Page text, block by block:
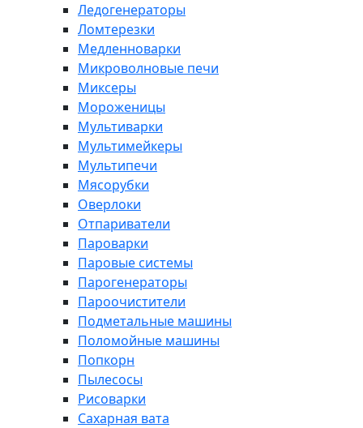
Ледогенераторы
Ломтерезки
Медленноварки
Микроволновые печи
Миксеры
Мороженицы
Мультиварки
Мультимейкеры
Мультипечи
Мясорубки
Оверлоки
Отпариватели
Пароварки
Паровые системы
Парогенераторы
Пароочистители
Подметальные машины
Поломойные машины
Попкорн
Пылесосы
Рисоварки
Сахарная вата